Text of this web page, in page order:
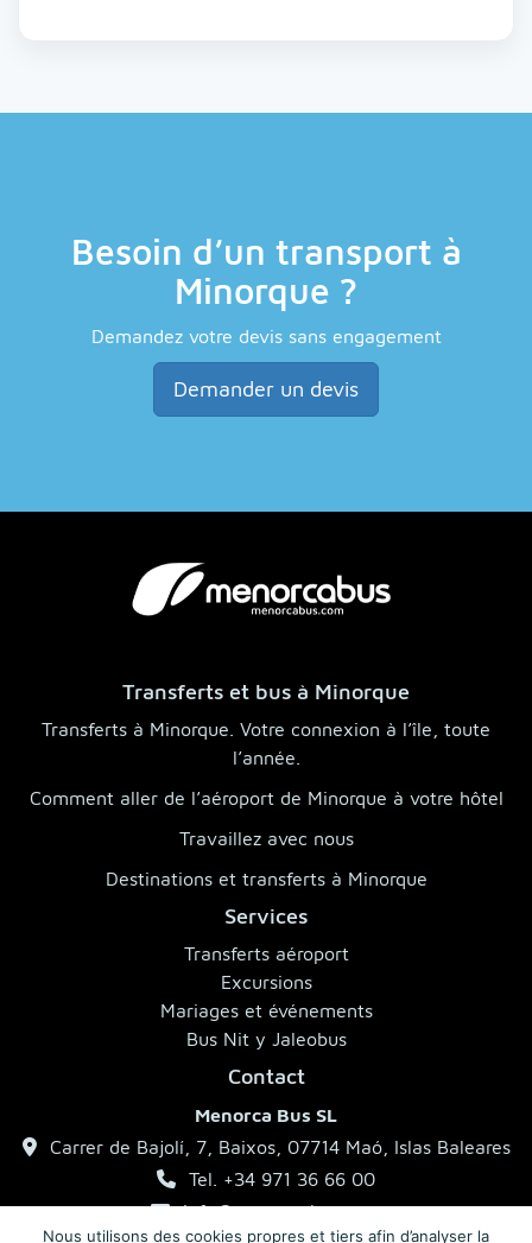
Besoin d’un transport à
Minorque ?
Demandez votre devis sans engagement
Demander un devis
Transferts et bus à Minorque
Transferts à Minorque. Votre connexion à l’île, toute
l’année.
Comment aller de l’aéroport de Minorque à votre hôtel
Travaillez avec nous
Destinations et transferts à Minorque
Services
Transferts aéroport
Excursions
Mariages et événements
Bus Nit y Jaleobus
Contact
Menorca Bus SL
Carrer de Bajolí, 7, Baixos, 07714 Maó, Islas Baleares
Tel. +34 971 36 66 00
info@menorcabus.com
Nous utilisons des cookies propres et tiers afin d’analyser la